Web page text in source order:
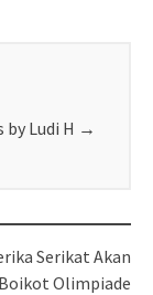
Ludi H →
Serikat Akan
Olimpiade